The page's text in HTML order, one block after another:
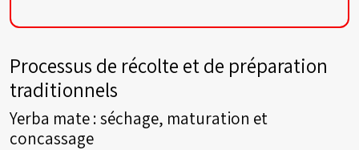
Processus de récolte et de préparation
traditionnels
Yerba mate : séchage, maturation et
concassage